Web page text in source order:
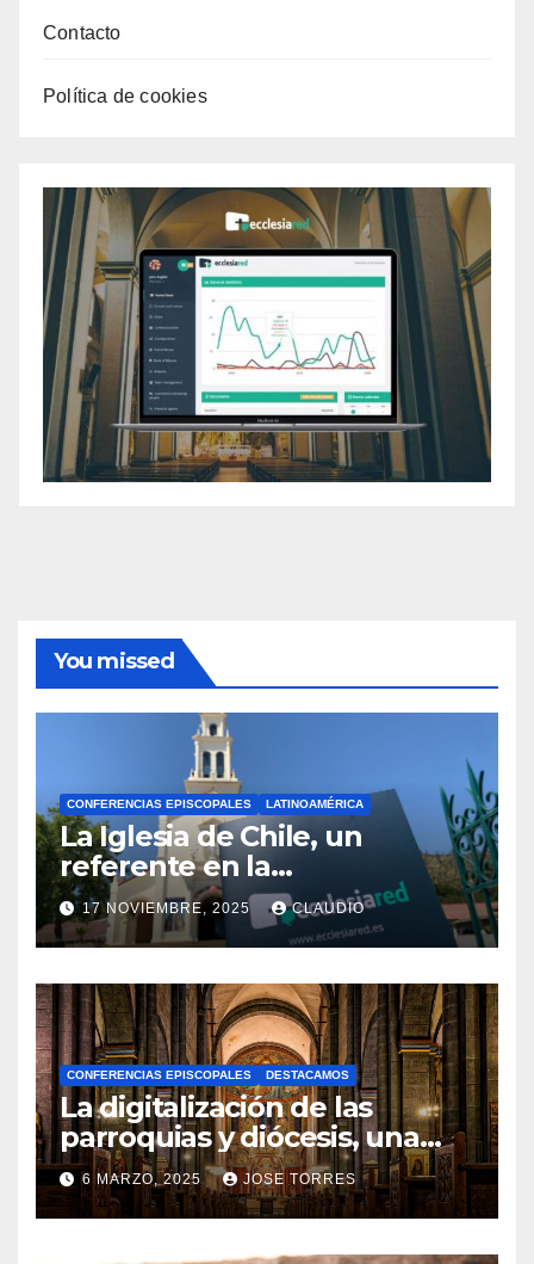
Contacto
Política de cookies
You missed
CONFERENCIAS EPISCOPALES LATINOAMÉRICA
La Iglesia de Chile, un
referente en la
transformación digital
gracias a Ecclesiared
17 NOVIEMBRE, 2025 CLAUDIO
N
O
H
A
Y
C
O
M
CONFERENCIAS EPISCOPALES DESTACAMOS
La digitalización de las
parroquias y diócesis, una
realidad ya para el futuro de
la Iglesia
6 MARZO, 2025 JOSE TORRES
N
O